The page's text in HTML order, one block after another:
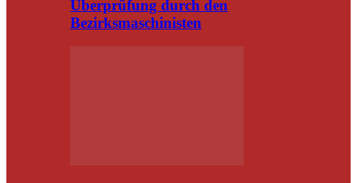
Überprüfung durch den
Bezirksmaschinisten